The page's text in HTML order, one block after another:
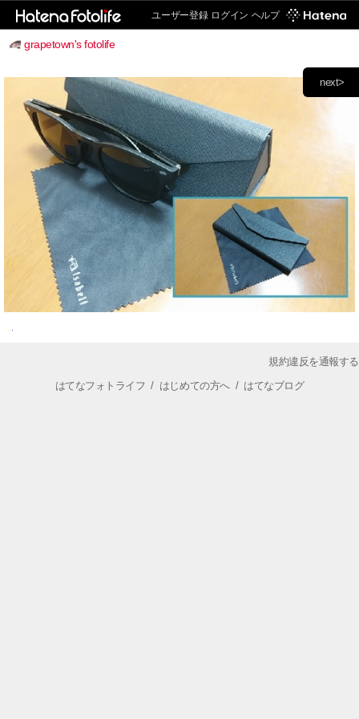
ユーザー登録 ログイン ヘルプ
grapetown's fotolife
next>
規約違反を通報する
はてなフォトライフ / はじめての方へ/ はてなブログ